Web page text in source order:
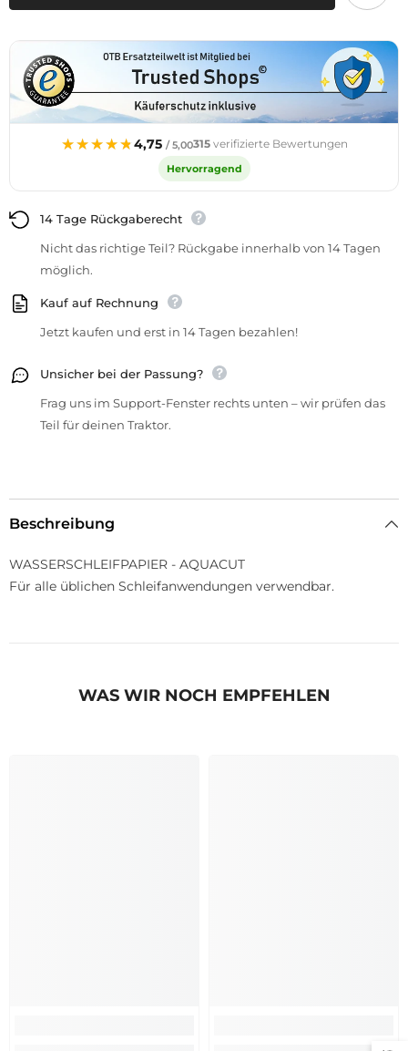
★★★★★
★★★★★4,75 / 5,00315verifizierte Bewertungen
Hervorragend
14 Tage Rückgaberecht
Nicht das richtige Teil? Rückgabe innerhalb von 14 Tagen
möglich.
Kauf auf Rechnung
Jetzt kaufen und erst in 14 Tagen bezahlen!
Unsicher bei der Passung?
Frag uns im Support-Fenster rechts unten – wir prüfen das
Teil für deinen Traktor.
Beschreibung
WASSERSCHLEIFPAPIER - AQUACUT
Für alle üblichen Schleifanwendungen verwendbar.
WAS WIR NOCH EMPFEHLEN